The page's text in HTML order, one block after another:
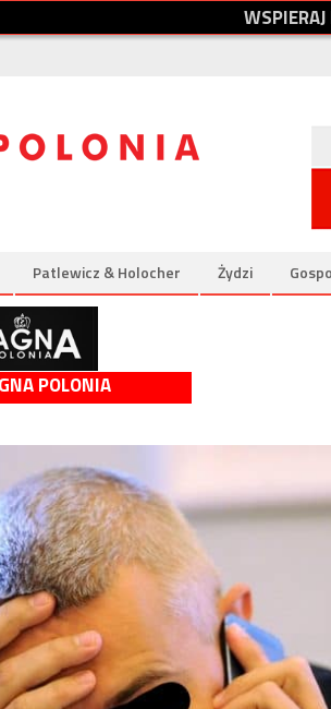
WSPIERAJ
Patlewicz & Holocher Żydzi
POLONIA